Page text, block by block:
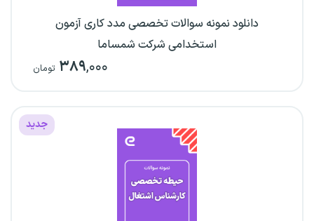
دانلود نمونه سوالات تخصصی مدد کاری آزمون
استخدامی شرکت شمساما
۳۸۹,۰۰۰ تومان
جدید